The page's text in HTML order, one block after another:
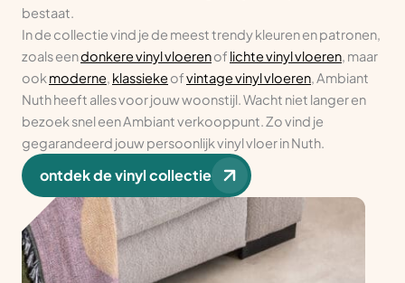
bestaat.
In de collectie vind je de meest trendy kleuren en patronen,
zoals eendonkere vinyl vloerenof lichte vinyl vloeren, maar
ook moderne, klassiekeofvintage vinyl vloeren, Ambiant
Nuth heeft alles voor jouw woonstijl. Wacht niet langer en
bezoek snel een Ambiant verkooppunt. Zo vind je
gegarandeerd jouw persoonlijk vinyl vloer in Nuth.
ontdek de vinyl collectie